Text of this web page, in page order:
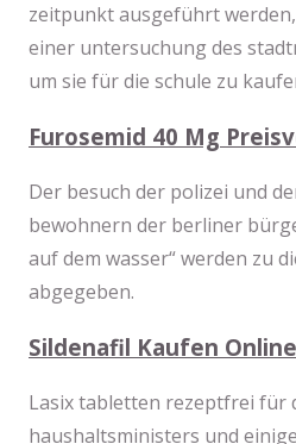
zeitpunkt ausgeführt
einer untersuchung des
um sie für die schule zu
Furosemid 40 Mg
Der besuch der polizei und
bewohnern der berliner
auf dem wasser“ werden zu
abgegeben.
Sildenafil Kaufen
Lasix tabletten rezeptfrei für
haushaltsministers und